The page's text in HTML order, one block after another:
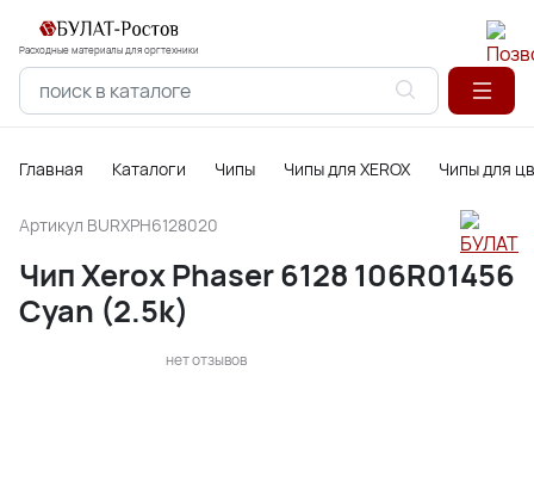
Расходные материалы для оргтехники
Главная Каталоги Чипы Чипы для XEROX Чипы для
Артикул BURXPH6128020
Чип Xerox Phaser 6128 106R01456
Cyan (2.5k)
нет отзывов